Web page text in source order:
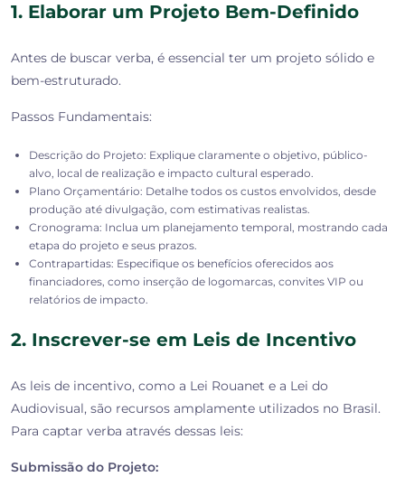
1. Elaborar um Projeto Bem-Definido
Antes de buscar verba, é essencial ter um projeto sólido e
bem-estruturado.
Passos Fundamentais:
Descrição do Projeto: Explique claramente o objetivo, público-
alvo, local de realização e impacto cultural esperado.
Plano Orçamentário: Detalhe todos os custos envolvidos, desde
produção até divulgação, com estimativas realistas.
Cronograma: Inclua um planejamento temporal, mostrando cada
etapa do projeto e seus prazos.
Contrapartidas: Especifique os benefícios oferecidos aos
financiadores, como inserção de logomarcas, convites VIP ou
relatórios de impacto.
2. Inscrever-se em Leis de Incentivo
As leis de incentivo, como a Lei Rouanet e a Lei do
Audiovisual, são recursos amplamente utilizados no Brasil.
Para captar verba através dessas leis:
Submissão do Projeto: